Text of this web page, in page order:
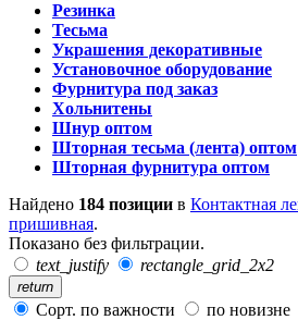
Резинка
Тесьма
Украшения декоративные
Установочное оборудование
Фурнитура под заказ
Хольнитены
Шнур оптом
Шторная тесьма (лента) оптом
Шторная фурнитура оптом
Найдено 184 позиции в Контактная
пришивная.
Показано без фильтрации.
text_justify
rectangle_grid_2x2
return
Сорт. по важности по новизне